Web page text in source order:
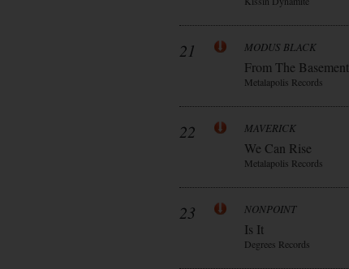
21 MODUS BLACK
From The Basement
Metalapolis Records
22 MAVERICK
We Can Rise
Metalapolis Records
23 NONPOINT
Is It
Degrees Records